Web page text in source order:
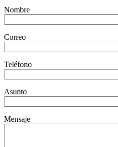
Nombre
Correo
Teléfono
Asunto
Mensaje